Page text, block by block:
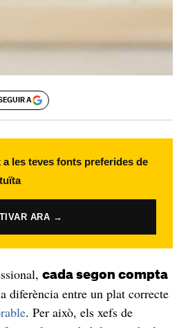
A
les teves fonts preferides de
ARA →
cada segon compta
diferència entre un plat correcte
. Per això, els xefs de